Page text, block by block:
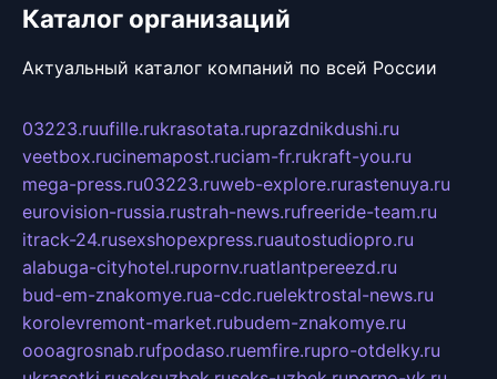
Каталог организаций
Актуальный каталог компаний по всей России
03223.ruufille.rukrasotata.ruprazdnikdushi.ru
veetbox.rucinemapost.ruciam-fr.rukraft-you.ru
mega-press.ru03223.ruweb-explore.rurastenuya.ru
eurovision-russia.rustrah-news.rufreeride-team.ru
itrack-24.rusexshopexpress.ruautostudiopro.ru
alabuga-cityhotel.rupornv.ruatlantpereezd.ru
bud-em-znakomye.rua-cdc.ruelektrostal-news.ru
korolevremont-market.rubudem-znakomye.ru
oooagrosnab.rufpodaso.ruemfire.rupro-otdelky.ru